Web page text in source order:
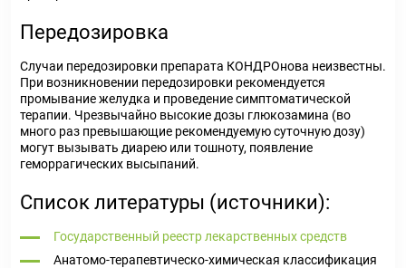
Передозировка
Случаи передозировки препарата КОНДРОнова неизвестны.
При возникновении передозировки рекомендуется
промывание желудка и проведение симптоматической
терапии. Чрезвычайно высокие дозы глюкозамина (во
много раз превышающие рекомендуемую суточную дозу)
могут вызывать диарею или тошноту, появление
геморрагических высыпаний.
Список литературы (источники):
Государственный реестр лекарственных средств
Анатомо-терапевтическо-химическая классификация